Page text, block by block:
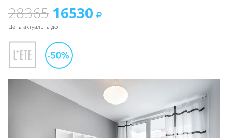
28365 16530
Цена актуальна до